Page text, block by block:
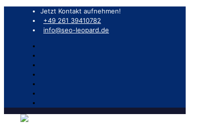
Jetzt Kontakt aufnehmen!
+49 261 39410782
info@seo-leopard.de